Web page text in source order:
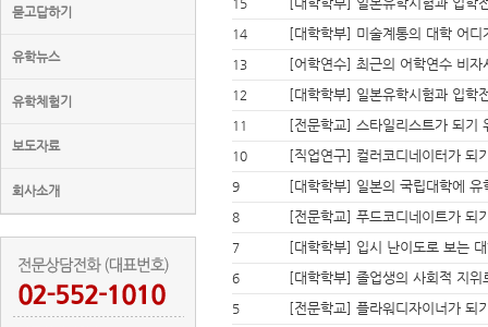
묻고답하기
유학뉴스
유학체험기
보도자료
회사소개
15
14 [대학학부] 미술계통의 대학 어디
13 [어학연수] 최근의 어학연수 비자
12 [대학학부] 일본유학시험과 입학
11 [전문학교] 스타일리스트가 되기
10 [직업연구] 컬러코디네이터가 되
9 [대학학부] 일본의 국립대학에 유
8 [전문학교] 푸드코디네이트가 되
7 [대학학부] 입시 난이도로 보는
6 [대학학부] 졸업생의 사회적 지위
5 [전문학교] 플라워디자이너가 되